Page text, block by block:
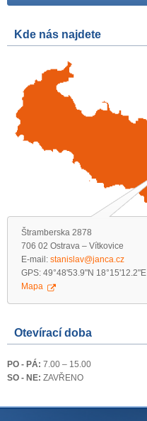
Kde nás najdete
Štramberska 2878
706 02 Ostrava – Vítkovice
E-mail: stanislav@janca.cz
GPS: 49°48'53.9"N 18°15'12.2"E
Mapa
Otevírací doba
PO - PÁ: 7.00 – 15.00
SO - NE: ZAVŘENO